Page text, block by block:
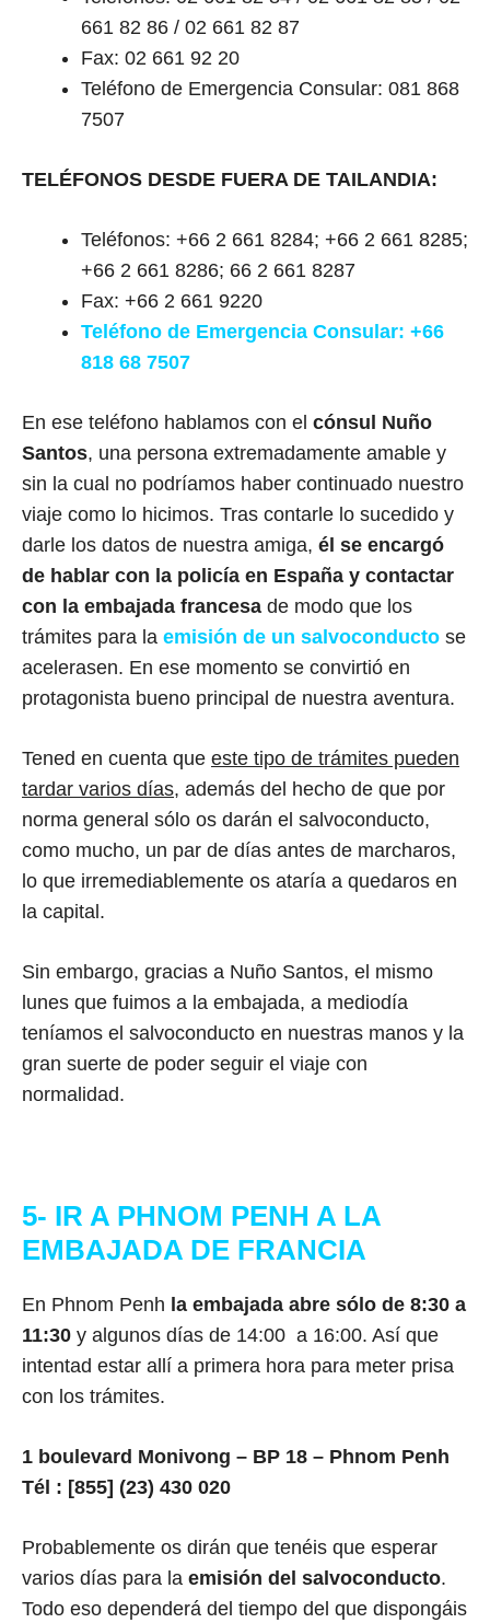
661 82 86 / 02 661 82 87
Fax: 02 661 92 20
Teléfono de Emergencia Consular: 081 868
7507
TELÉFONOS DESDE FUERA DE TAILANDIA:
Teléfonos: +66 2 661 8284; +66 2 661 8285;
+66 2 661 8286; 66 2 661 8287
Fax: +66 2 661 9220
Teléfono de Emergencia Consular: +66
818 68 7507
En ese teléfono hablamos con el cónsul Nuño
Santos, una persona extremadamente amable y
sin la cual no podríamos haber continuado nuestro
viaje como lo hicimos. Tras contarle lo sucedido y
darle los datos de nuestra amiga, él se encargó
de hablar con la policía en España y contactar
con la embajada francesa de modo que los
trámites para la emisión de un salvoconducto se
acelerasen. En ese momento se convirtió en
protagonista bueno principal de nuestra aventura.
Tened en cuenta que este tipo de trámites pueden
tardar varios días, además del hecho de que por
norma general sólo os darán el salvoconducto,
como mucho, un par de días antes de marcharos,
lo que irremediablemente os ataría a quedaros en
la capital.
Sin embargo, gracias a Nuño Santos, el mismo
lunes que fuimos a la embajada, a mediodía
teníamos el salvoconducto en nuestras manos y la
gran suerte de poder seguir el viaje con
normalidad.
5- IR A PHNOM PENH A LA
EMBAJADA DE FRANCIA
En Phnom Penh la embajada abre sólo de 8:30 a
11:30 y algunos días de 14:00 a 16:00. Así que
intentad estar allí a primera hora para meter prisa
con los trámites.
1 boulevard Monivong – BP 18 – Phnom Penh
Tél : [855] (23) 430 020
Probablemente os dirán que tenéis que esperar
varios días para la emisión del salvoconducto.
Todo eso dependerá del tiempo del que dispongáis